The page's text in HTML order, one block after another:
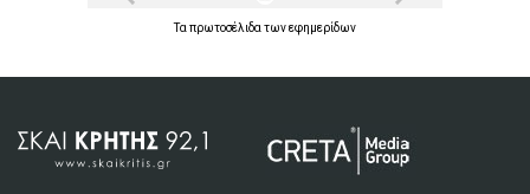
Τα πρωτοσέλιδα τωνεφημερίδων